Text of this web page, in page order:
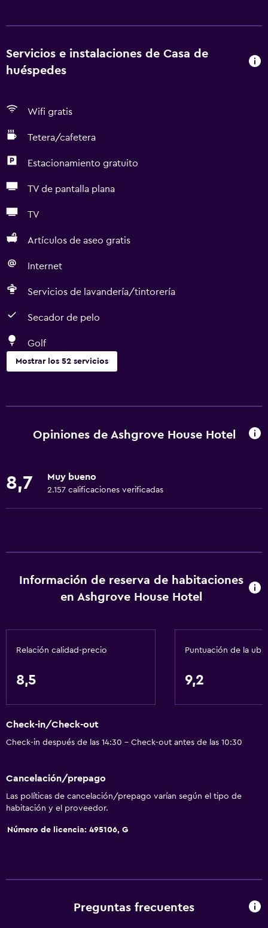
Servicios e instalaciones de Casa de
huéspedes
Wifi gratis
Tetera/cafetera
Estacionamiento gratuito
TV de pantalla plana
TV
Artículos de aseo gratis
Internet
Servicios de lavandería/tintorería
Secador de pelo
Golf
Mostrar los 52 servicios
Wifi gratis
Extinguidor
Adaptador
Gel de ducha
Baño
Secador de pelo
Aseo
Sofá
Opiniones de Ashgrove House Hotel
8,7 Muy bueno
2.157 calificaciones verificadas
Información de reserva de habitaciones
en Ashgrove House Hotel
Relación calidad-precio
8,5
Puntuación de la
9,2
Check-in/Check-out
Check-in después de las 14:30 - Check-out antes de las 10:30
Cancelación/prepago
Las políticas de cancelación/prepago varían según el tipo de
habitación y el proveedor.
Número de licencia: 495106, G
Preguntas frecuentes